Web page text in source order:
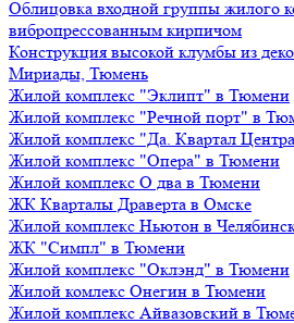
Облицовка входной группы жилого
вибропрессованным кирпичом
Конструкция высокой клумбы из
Мириады, Тюмень
Жилой комплекс "Эклипт" в Тюмени
Жилой комплекс "Речной порт" в
Жилой комплекс "Да. Квартал
Жилой комплекс "Опера" в Тюмени
Жилой комплекс О два в Тюмени
ЖК Кварталы Драверта в Омске
Жилой комплекс Ньютон в
ЖК "Симпл" в Тюмени
Жилой комплекс "Оклэнд" в Тюмени
Жилой комлекс Онегин в Тюмени
Жилой комплекс Айвазовский в